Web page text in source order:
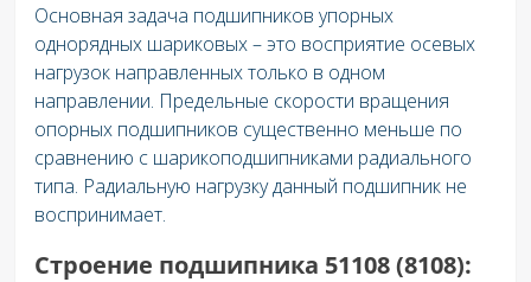
Основная задача подшипников упорных
однорядных шариковых – это восприятие осевых
нагрузок направленных только в одном
направлении. Предельные скорости вращения
опорных подшипников существенно меньше по
сравнению с шарикоподшипниками радиального
типа. Радиальную нагрузку данный подшипник не
воспринимает.
Строение подшипника 51108 (8108):